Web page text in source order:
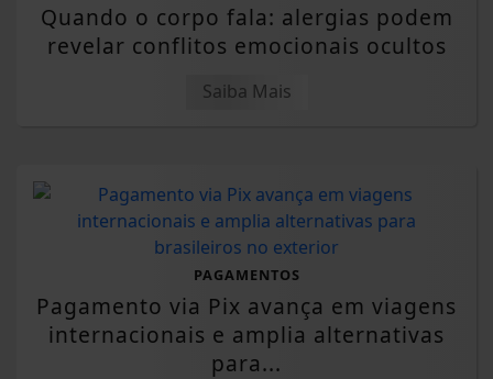
Quando o corpo fala: alergias podem
revelar conflitos emocionais ocultos
Saiba Mais
PAGAMENTOS
Pagamento via Pix avança em viagens
internacionais e amplia alternativas
para...